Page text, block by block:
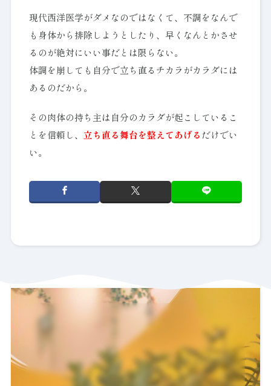
現代西洋医学がダメなのではなくて、不調をなんで
も身体から排除しようとしたり、早くなんとかさせ
るのが絶対にいい事だとは限らない。
体調を崩しても自分で立ち直るチカラがカラダには
あるのだから。
その肉体の持ち主は自分のカラダが起こしているこ
とを信頼し、 立ち直る舞台を整えてあげる だけでい
い。